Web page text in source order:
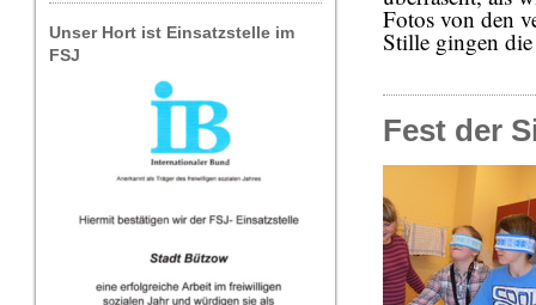
Unser Hort ist Einsatzstelle im
FSJ
Fotos von den
Stille gingen
Fest der